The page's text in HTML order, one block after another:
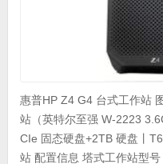
惠普HP Z4 G4 台式工作站
站（英特尔至强 W-2223
CIe 固态硬盘+2TB 硬盘丨
站 配置信息 塔式工作站型